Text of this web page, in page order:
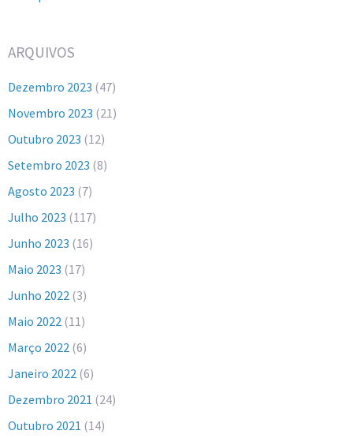
ARQUIVOS
Dezembro 2023 (47)
Novembro 2023 (21)
Outubro 2023 (12)
Setembro 2023 (8)
Agosto 2023 (7)
Julho 2023 (117)
Junho 2023 (16)
Maio 2023 (17)
Junho 2022 (3)
Maio 2022 (11)
Março 2022 (6)
Janeiro 2022 (6)
Dezembro 2021 (24)
Outubro 2021 (14)